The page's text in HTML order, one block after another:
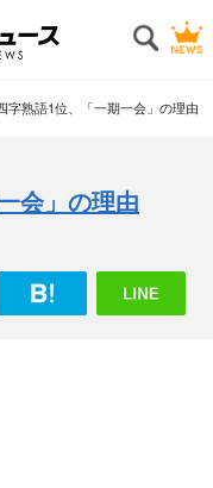
字熟語1位、「一期一会」の理由
会」の理由